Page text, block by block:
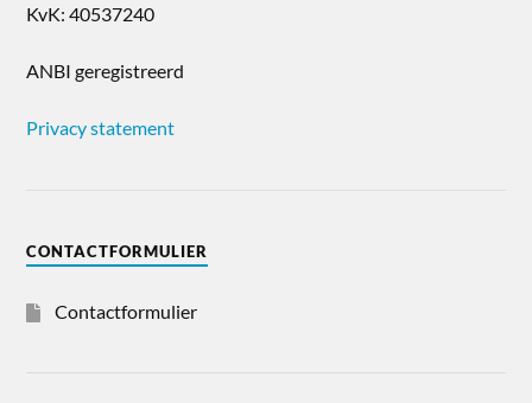
KvK: 40537240
ANBI geregistreerd
Privacy statement
CONTACTFORMULIER
Contactformulier